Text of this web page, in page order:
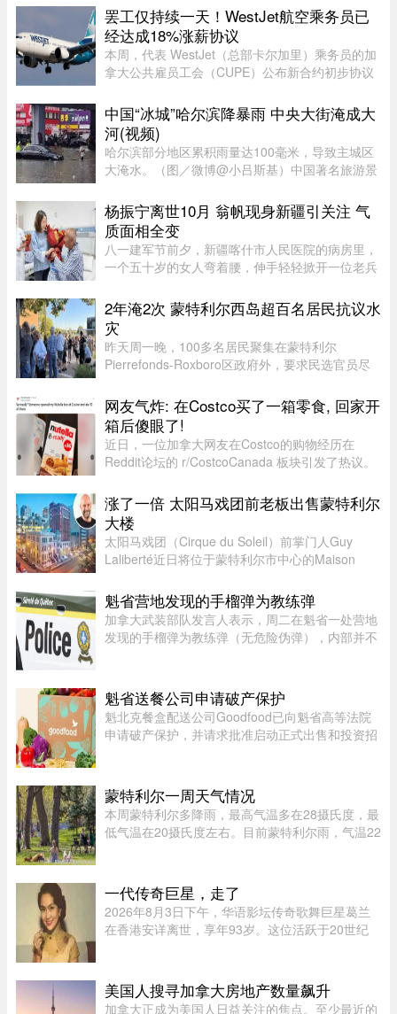
门用的腰包，结果在 ÎleSoniq 开幕前几天还得折腾
着重新买一个，太 ...
罢工仅持续一天！WestJet航空乘务员已
经达成18%涨薪协议
本周，代表 WestJet（总部卡尔加里）乘务员的加
拿大公共雇员工会（CUPE）公布新合约初步协议
时段津贴"，地面工作也获补偿；休息时间增加；
餐食和制服津贴上调；其他一系 ...
中国“冰城”哈尔滨降暴雨 中央大街淹成大
河(视频)
哈尔滨部分地区累积雨量达100毫米，导致主城区
大淹水。（图／微博@小吕斯基）中国著名旅游景
雨量达100毫米，导致主城区大淹水。游客最爱逛
的中央大街，也积水严重。民众 ...
杨振宁离世10月 翁帆现身新疆引关注 气
质面相全变
八一建军节前夕，新疆喀什市人民医院的病房里，
一个五十岁的女人弯着腰，伸手轻轻掀开一位老兵
谢，她连忙摆手：“不用起来，不用起来”。镜头扫
过去，齐肩发，淡蓝新中 ...
2年淹2次 蒙特利尔西岛超百名居民抗议水
灾
昨天周一晚，100多名居民聚集在蒙特利尔
Pierrefonds-Roxboro区政府外，要求民选官员尽
水侵袭以来，该区举行的首次市政委员会会议。居
民表示，自己已经花费数万甚至数十 ...
网友气炸: 在Costco买了一箱零食, 回家开
箱后傻眼了!
近日，一位加拿大网友在Costco的购物经历在
Reddit论坛的 r/CostcoCanada 板块引发了热议。
果回家一开箱，血压直接飙升——里面的零食居然
凭空消失了近三分之一！图片来 ...
涨了一倍 太阳马戏团前老板出售蒙特利尔
大楼
太阳马戏团（Cirque du Soleil）前掌门人Guy
Laliberté近日将位于蒙特利尔市中心的Maison
Mach，成交价达9300万元。Groupe Mach董事长
兼首席执行官Vincent Chiara昨天周四向 ...
魁省营地发现的手榴弹为教练弹
加拿大武装部队发言人表示，周二在魁省一处营地
发现的手榴弹为教练弹（无危险伪弹），内部并不
其运往 Valcartier 军事 ...
魁省送餐公司申请破产保护
魁北克餐盒配送公司Goodfood已向魁省高等法院
申请破产保护，并请求批准启动正式出售和投资招
Chabot Inc.担任监督机构。此 ...
蒙特利尔一周天气情况
本周蒙特利尔多降雨，最高气温多在28摄氏度，最
低气温在20摄氏度左右。目前蒙特利尔雨，气温22
尔空气质量优，紫外线指数 ...
一代传奇巨星，走了
2026年8月3日下午，华语影坛传奇歌舞巨星葛兰
在香港安详离世，享年93岁。这位活跃于20世纪
片。她的离去，带走了一个流 ...
美国人搜寻加拿大房地产数量飙升
加拿大正成为美国人日益关注的焦点。至少最近的